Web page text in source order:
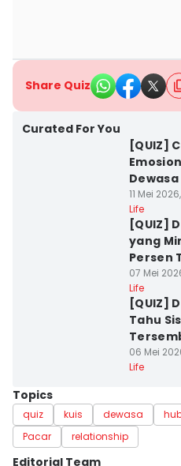
Share Quiz
Curated For You
[QUIZ]
11 Mei
Life
[QUIZ]
yang
Persen
07 Mei
Life
[QUIZ]
Tahu
06 Mei
Life
Topics
quiz kuis dewasa
Pacar
relationship
Editorial Team